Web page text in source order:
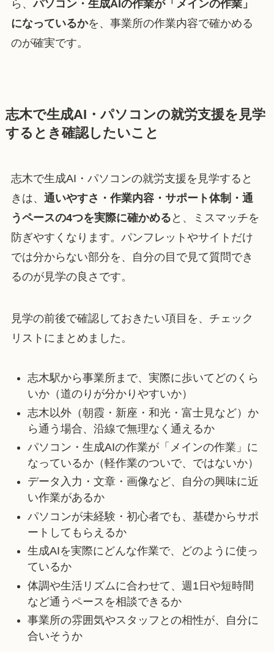
ら、パソコン・生成AIの作業が「メインの作業」
になっているかを、事業所の作業内容で確かめる
のが確実です。
志木で生成AI・パソコンの就労支援を見学
するとき確認したいこと
志木で生成AI・パソコンの就労支援を見学すると
きは、 通いやすさ・作業内容・サポート体制・通
うペースの4つを実際に確かめる と、ミスマッチを
防ぎやすくなります。パンフレットやサイトだけ
では分からない部分を、自分の目で見て質問でき
るのが見学の良さです。
見学の前後で確認しておきたい項目を、チェック
リストにまとめました。
志木駅から事業所まで、実際に歩いてどのくら
いか（道のりが分かりやすいか）
志木以外（朝霞・新座・和光・富士見など）か
ら通う場合、沿線で無理なく通えるか
パソコン・生成AIの作業が「メインの作業」に
なっているか（軽作業のついで、ではないか）
データ入力・文章・画像など、自分の興味に近
い作業があるか
パソコンが未経験・初心者でも、基礎からサポ
ートしてもらえるか
生成AIを実際にどんな作業で、どのように使っ
ているか
体調や生活リズムに合わせて、週1日や短時間
など通うペースを相談できるか
事業所の雰囲気やスタッフとの相性が、自分に
合いそうか